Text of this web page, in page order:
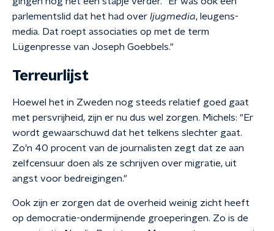
parlementslid dat het had over ljugmedia, leugens-
media. Dat roept associaties op met de term
Lügenpresse van Joseph Goebbels."
Terreurlijst
Hoewel het in Zweden nog steeds relatief goed gaat
met persvrijheid, zijn er nu dus wel zorgen. Michels: "Er
wordt gewaarschuwd dat het telkens slechter gaat.
Zo'n 40 procent van de journalisten zegt dat ze aan
zelfcensuur doen als ze schrijven over migratie, uit
angst voor bedreigingen."
Ook zijn er zorgen dat de overheid weinig zicht heeft
op democratie-ondermijnende groeperingen. Zo is de